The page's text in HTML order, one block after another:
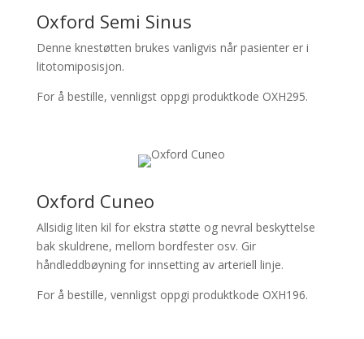
Oxford Semi Sinus
Denne knestøtten brukes vanligvis når pasienter er i
litotomiposisjon.
For å bestille, vennligst oppgi produktkode OXH295.
Oxford Cuneo
Allsidig liten kil for ekstra støtte og nevral beskyttelse
bak skuldrene, mellom bordfester osv. Gir
håndleddbøyning for innsetting av arteriell linje.
For å bestille, vennligst oppgi produktkode OXH196.